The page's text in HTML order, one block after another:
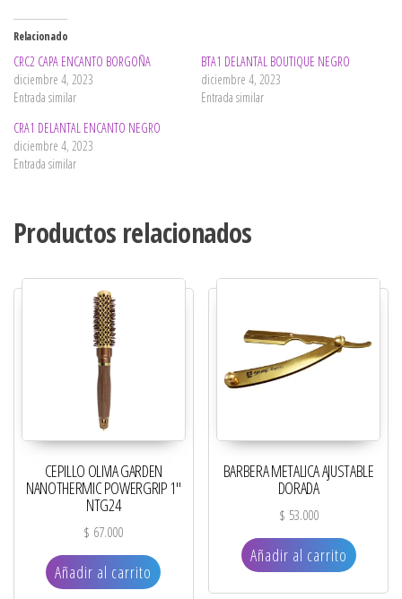
Relacionado
CRC2 CAPA ENCANTO BORGOÑA
diciembre 4, 2023
Entrada similar
BTA1 DELANTAL BOUTIQUE NEGRO
diciembre 4, 2023
Entrada similar
CRA1 DELANTAL ENCANTO NEGRO
diciembre 4, 2023
Entrada similar
Productos relacionados
CEPILLO OLIVIA GARDEN
NANOTHERMIC POWERGRIP 1″
NTG24
$ 67.000
Añadir al carrito
BARBERA METALICA AJUSTABLE
DORADA
$ 53.000
Añadir al carrito